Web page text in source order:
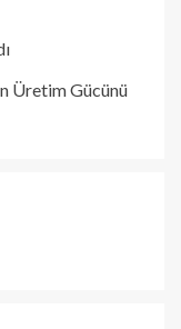
Üretim Gücünü